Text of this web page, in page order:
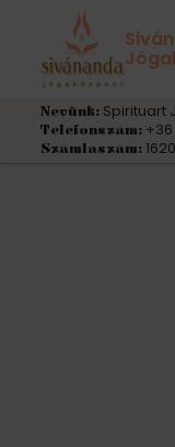
Nevünk: Spirituart
Telefonszám:
Számlaszám:
« Összes Események